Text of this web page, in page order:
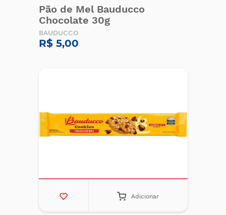
Pão de Mel Bauducco
Chocolate 30g
BAUDUCCO
R$ 5,00
Adicionar